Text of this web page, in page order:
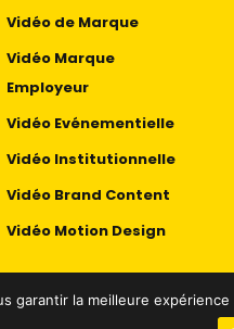
Vidéo de Marque
Vidéo Marque
Employeur
Vidéo Evénementielle
Vidéo Institutionnelle
Vidéo Brand Content
Vidéo Motion Design
LMZ Prod © 2025 Tous
garantir la meilleure